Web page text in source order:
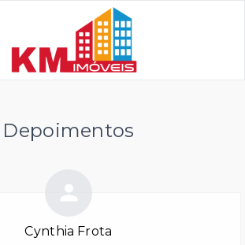
Depoimentos
Cynthia Frota